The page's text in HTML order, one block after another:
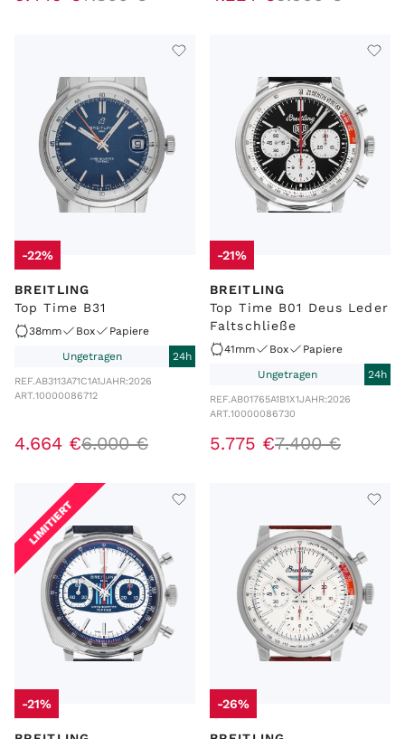
-22%
BREITLING
Top Time B31
38mm Box
Papiere
Ungetragen
24h
REF.AB3113A71C1A1JAHR:2026
ART.10000086712
4.664 €6.000 €
-21%
BREITLING
Top Time B01 Deus Leder
Faltschließe
41mm Box
Papiere
Ungetragen
24h
REF.AB01765A1B1X1JAHR:2026
ART.10000086730
5.775 €7.400 €
LIMITIERT
-21% -26%